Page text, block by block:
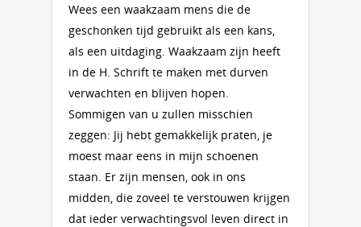
Wees een waakzaam mens die de
geschonken tijd gebruikt als een kans,
als een uitdaging. Waakzaam zijn heeft
in de H. Schrift te maken met durven
verwachten en blijven hopen.
Sommigen van u zullen misschien
zeggen: Jij hebt gemakkelijk praten, je
moest maar eens in mijn schoenen
staan. Er zijn mensen, ook in ons
midden, die zoveel te verstouwen krijgen
dat ieder verwachtingsvol leven direct in